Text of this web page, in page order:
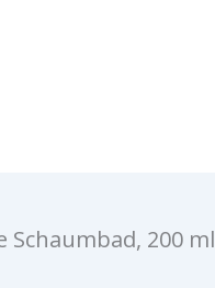
Schaumbad, 200 ml